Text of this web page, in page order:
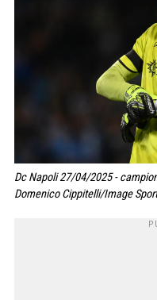
Dc Napoli 27/04/2025 -
Domenico Cippitelli/Image